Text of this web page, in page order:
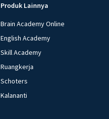
Produk Lainnya
Brain Academy Online
English Academy
Skill Academy
Ruangkerja
Schoters
Kalananti